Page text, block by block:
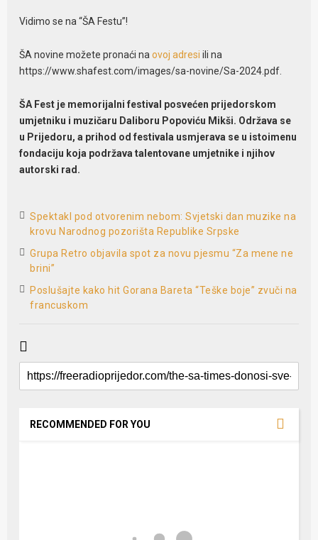
Vidimo se na “ŠA Festu”!
ŠA novine možete pronaći naovoj adresi ili na
https://www.shafest.com/images/sa-novine/Sa-2024.pdf.
ŠA Fest je memorijalni festival posvećen prijedorskom
umjetniku i muzičaru Daliboru Popoviću Mikši. Održava se
u Prijedoru, a prihod od festivala usmjerava se u istoimenu
fondaciju koja podržava talentovane umjetnike i njihov
autorski rad.
Spektakl pod otvorenim nebom: Svjetski dan muzike na
krovu Narodnog pozorišta Republike Srpske
Grupa Retro objavila spot za novu pjesmu “Za mene ne
brini”
Poslušajte kako hit Gorana Bareta “Teške boje” zvuči na
francuskom
RECOMMENDED FOR YOU